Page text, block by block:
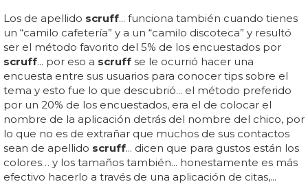
Los de apellido scruff... funciona también cuando tienes
un “camilo cafetería” y a un “camilo discoteca” y resultó
ser el método favorito del 5% de los encuestados por
scruff... por eso a scruff se le ocurrió hacer una
encuesta entre sus usuarios para conocer tips sobre el
tema y esto fue lo que descubrió... el método preferido
por un 20% de los encuestados, era el de colocar el
nombre de la aplicación detrás del nombre del chico, por
lo que no es de extrañar que muchos de sus contactos
sean de apellido scruff... dicen que para gustos están los
colores… y los tamaños también... honestamente es más
efectivo hacerlo a través de una aplicación de citas,...